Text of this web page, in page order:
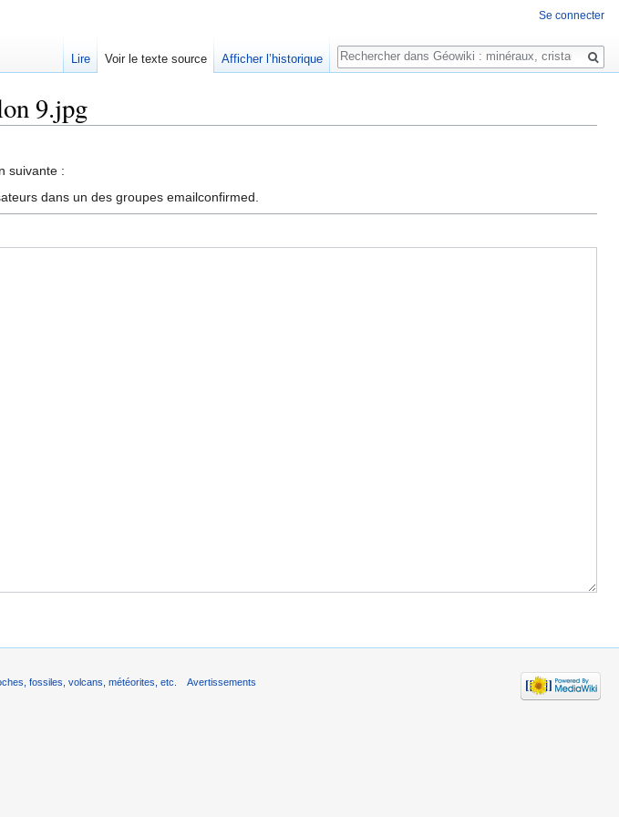
9.jpg
suivante :
dans un des groupes emailconfirmed.
Se connecter
Lire Voir le texte source Afficher l’historique
Rechercher
fossiles, volcans, météorites, etc. Avertissements